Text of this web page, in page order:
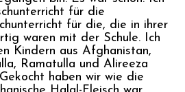
für die
für die, die in ihrer
waren mit der Schule. Ich
Kindern aus Afghanistan,
Ramatulla und Alireeza
haben wir wie die